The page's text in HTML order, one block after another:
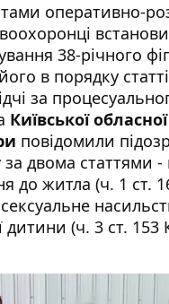
оперативно-
38-річного
в порядку
за
Київської обласної
повідомили
за двома статтями
до житла (ч. 1 ст.
дитини (ч. 3 ст. 153